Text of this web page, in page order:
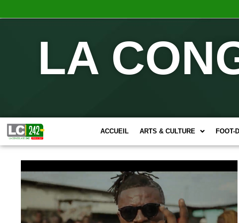
LA
ACCUEIL ARTS & CULTURE FOOT-